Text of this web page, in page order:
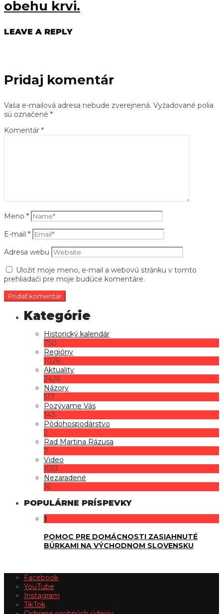
obehu krvi.
LEAVE A REPLY
Pridaj komentár
Vaša e-mailová adresa nebude zverejnená. Vyžadované polia
sú označené *
Komentár *
Meno *
E-mail *
Adresa webu
Uložiť moje meno, e-mail a webovú stránku v tomto
prehliadači pre moje budúce komentáre.
Historický kalendár
750
Regióny
1028
Aktuality
2426
Názory
517
Pozývame Vás
143
Pôdohospodárstvo
2
Rad Martina Rázusa
7
Video
1533
Nezaradené
16
POPULÁRNE PRÍSPEVKY
1
POMOC PRE DOMÁCNOSTI ZASIAHNUTÉ
BÚRKAMI NA VÝCHODNOM SLOVENSKU
Facebook
YouTube
Instagram
TikTok